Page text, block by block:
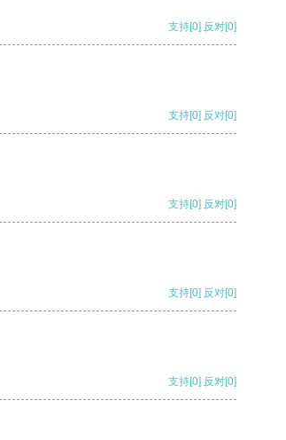
支持[0] 反对[0]
支持[0] 反对[0]
支持[0] 反对[0]
支持[0] 反对[0]
支持[0] 反对[0]